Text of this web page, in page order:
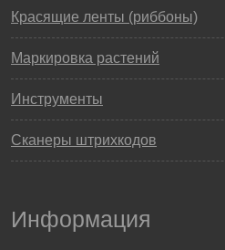
Красящие ленты (риббоны)
Маркировка растений
Инструменты
Сканеры штрихкодов
Информация